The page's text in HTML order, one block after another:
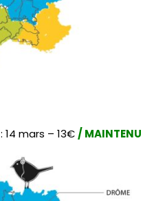
: 14 mars – 13€ / MAINTENU